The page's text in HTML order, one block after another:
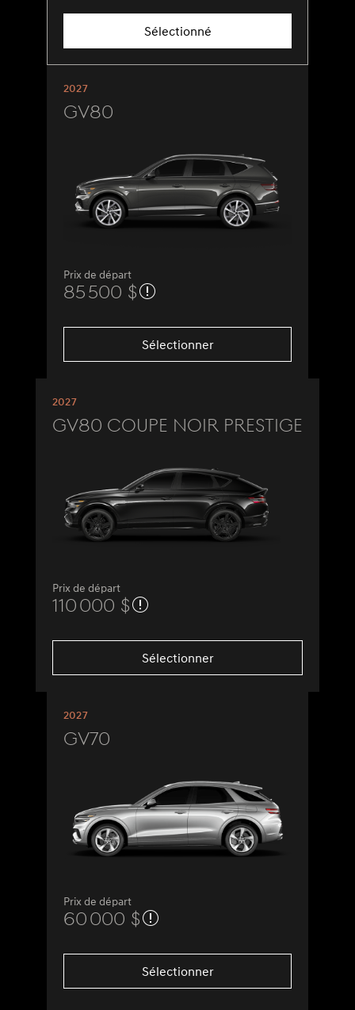
Sélectionné
2027
GV80
Prix de départ
85 500 $
Sélectionner
2027
GV80 Coupe Noir Prestige
Prix de départ
110 000 $
Sélectionner
2027
GV70
Prix de départ
60 000 $
Sélectionner